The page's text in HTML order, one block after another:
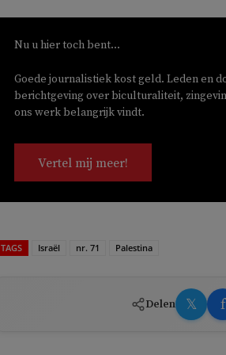
Nu u hier toch bent...
Goede journalistiek kost geld. Leden en
berichtgeving over biculturaliteit,
ons werk belangrijk vindt.
Vertel mij meer!
TAGS Israël nr. 71 Palestina
Delen 𝕏 f